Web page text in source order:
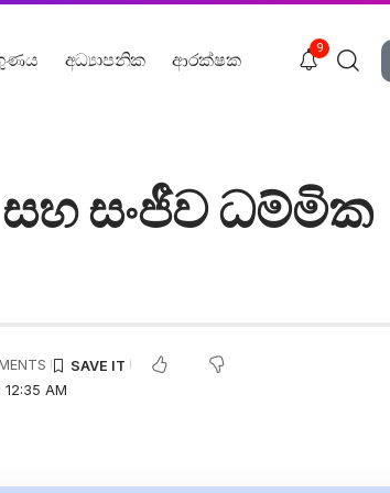
අධ්‍යාපනික ආරක්ෂක
9
සංජීව ධම්මික
12:35 AM